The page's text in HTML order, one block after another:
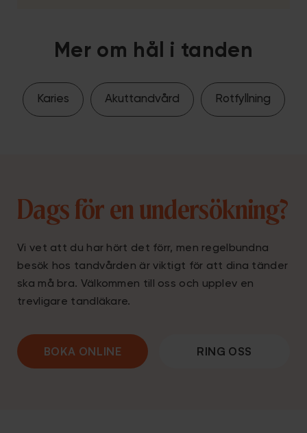
Mer om hål i tanden
Karies Akuttandvård Rotfyllning
Dags för en undersökning?
Vi vet att du har hört det förr, men regelbundna
besök hos tandvården är viktigt för att dina tänder
ska må bra. Välkommen till oss och upplev en
trevligare tandläkare.
BOKA ONLINE RING OSS